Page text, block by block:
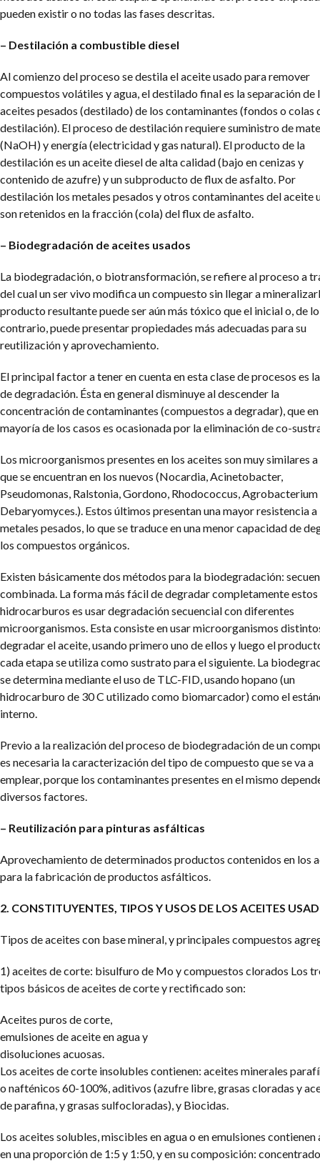
pueden existir o no todas las fases descritas.
– Destilación a combustible diesel
Al comienzo del proceso se destila el aceite usado para remover
compuestos volátiles y agua, el destilado final es la separación de
aceites pesados (destilado) de los contaminantes (fondos o colas
destilación). El proceso de destilación requiere suministro de
(NaOH) y energía (electricidad y gas natural). El producto de la
destilación es un aceite diesel de alta calidad (bajo en cenizas y
contenido de azufre) y un subproducto de flux de asfalto. Por
destilación los metales pesados y otros contaminantes del aceite
son retenidos en la fracción (cola) del flux de asfalto.
– Biodegradación de aceites usados
La biodegradación, o biotransformación, se refiere al proceso a
del cual un ser vivo modifica un compuesto sin llegar a
producto resultante puede ser aún más tóxico que el inicial o, de lo
contrario, puede presentar propiedades más adecuadas para su
reutilización y aprovechamiento.
El principal factor a tener en cuenta en esta clase de procesos es
de degradación. Ésta en general disminuye al descender la
concentración de contaminantes (compuestos a degradar), que
mayoría de los casos es ocasionada por la eliminación de co-
Los microorganismos presentes en los aceites son muy similares
que se encuentran en los nuevos (Nocardia, Acinetobacter,
Pseudomonas, Ralstonia, Gordono, Rhodococcus, Agrobacterium
Debaryomyces.). Estos últimos presentan una mayor resistencia a
metales pesados, lo que se traduce en una menor capacidad de
los compuestos orgánicos.
Existen básicamente dos métodos para la biodegradación:
combinada. La forma más fácil de degradar completamente estos
hidrocarburos es usar degradación secuencial con diferentes
microorganismos. Esta consiste en usar microorganismos
degradar el aceite, usando primero uno de ellos y luego el
cada etapa se utiliza como sustrato para el siguiente. La
se determina mediante el uso de TLC-FID, usando hopano (un
hidrocarburo de 30 C utilizado como biomarcador) como el
interno.
Previo a la realización del proceso de biodegradación de un
es necesaria la caracterización del tipo de compuesto que se va a
emplear, porque los contaminantes presentes en el mismo
diversos factores.
– Reutilización para pinturas asfálticas
Aprovechamiento de determinados productos contenidos en los
para la fabricación de productos asfálticos.
2. CONSTITUYENTES, TIPOS Y USOS DE LOS ACEITES
Tipos de aceites con base mineral, y principales compuestos
1) aceites de corte: bisulfuro de Mo y compuestos clorados Los
tipos básicos de aceites de corte y rectificado son:
Aceites puros de corte,
emulsiones de aceite en agua y
disoluciones acuosas.
Los aceites de corte insolubles contienen: aceites minerales
o nafténicos 60-100%, aditivos (azufre libre, grasas cloradas y
de parafina, y grasas sulfocloradas), y Biocidas.
Los aceites solubles, miscibles en agua o en emulsiones contienen
en una proporción de 1:5 y 1:50, y en su composición: